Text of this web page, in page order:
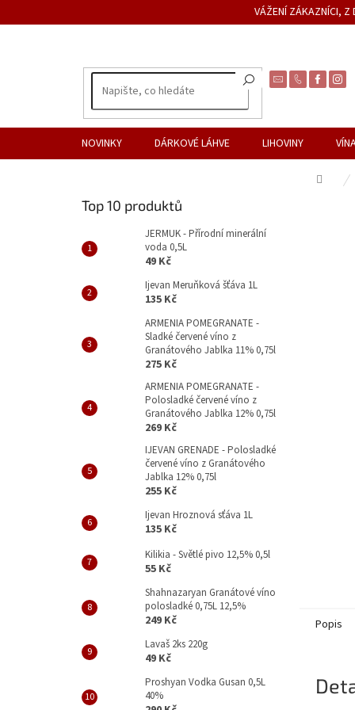
na
VÁŽENÍ ZÁKAZNÍCI, Z
NOVINKY DÁRKOVÉ LÁHVE LIHOVINY
Domů
Top 10 produktů
JERMUK - Přírodní minerální
voda 0,5L
49 Kč
Ijevan Meruňková šťáva 1L
135 Kč
ARMENIA POMEGRANATE -
Sladké červené víno z
Granátového Jablka 11% 0,75l
275 Kč
ARMENIA POMEGRANATE -
Polosladké červené víno z
Granátového Jablka 12% 0,75l
269 Kč
IJEVAN GRENADE - Polosladké
červené víno z Granátového
Jablka 12% 0,75l
255 Kč
Ijevan Hroznová sťáva 1L
135 Kč
Kilikia - Světlé pivo 12,5% 0,5l
55 Kč
Shahnazaryan Granátové víno
polosladké 0,75L 12,5%
249 Kč
Lavaš 2ks 220g
49 Kč
Proshyan Vodka Gusan 0,5L
40%
Popis